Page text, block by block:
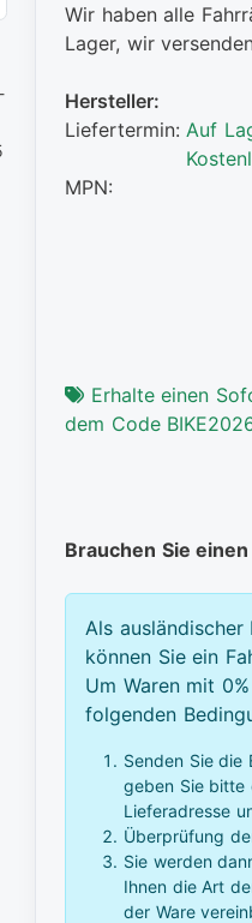
Wir haben alle
Lager, wir
Hersteller:
Liefertermin: Auf
MPN:
Erhalte einen
dem Code
Brauchen Sie
Als
können Sie ein
Um Waren mit
folgenden
Senden Sie die
geben Sie bitte
Lieferadresse
Überprüfung
Sie werden
Ihnen die Art
der Ware